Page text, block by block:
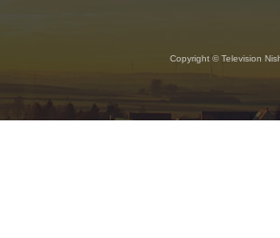
Copyright © Television